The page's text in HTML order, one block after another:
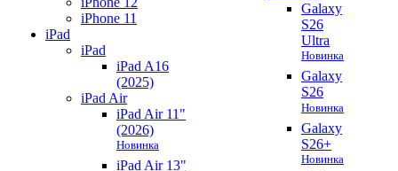
iPhone 11
iPad
iPad
iPad A16
(2025)
iPad Air
iPad Air 11"
(2026)
Новинка
iPad Air 13"
Galaxy
S26
Ultra
Новинка
Galaxy
S26
Новинка
Galaxy
S26+
Новинка